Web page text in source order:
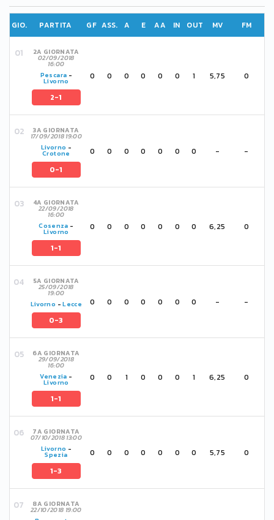
GIO. PARTITA GF ASS. A E AA IN OUT MV FM
2A GIORNATA
02/09/2018
16:00
Pescara -
Livorno
2-1
0 0 0 0 0 0 1 5,75 0
3A GIORNATA
17/09/2018 19:00
Livorno -
Crotone
0-1
0 0 0 0 0 0 0 - -
4A GIORNATA
22/09/2018
16:00
Cosenza -
Livorno
1-1
0 0 0 0 0 0 0 6,25 0
5A GIORNATA
25/09/2018
19:00
Livorno -Lecce
0-3
0 0 0 0 0 0 0 - -
6A GIORNATA
29/09/2018
16:00
Venezia -
Livorno
1-1
0 0 1 0 0 0 1 6,25 0
7A GIORNATA
07/10/2018 13:00
Livorno -
Spezia
1-3
0 0 0 0 0 0 0 5,75 0
8A GIORNATA
22/10/2018 19:00